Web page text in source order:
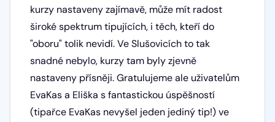
kurzy nastaveny zajímavě, může mít radost
široké spektrum tipujících, i těch, kteří do
"oboru" tolik nevidí. Ve Slušovicích to tak
snadné nebylo, kurzy tam byly zjevně
nastaveny přísněji. Gratulujeme ale uživatelům
EvaKas a Eliška s fantastickou úspěšností
(tipařce EvaKas nevyšel jeden jediný tip!) ve